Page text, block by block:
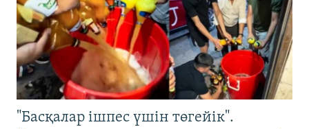
"Басқалар ішпес үшін төгейік".